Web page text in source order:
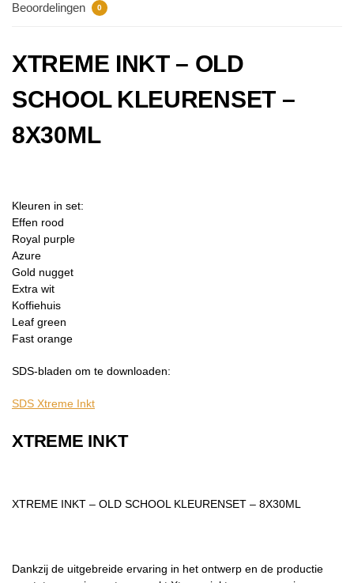
Beoordelingen 0
XTREME INKT – OLD
SCHOOL KLEURENSET –
8X30ML
Kleuren in set:
Effen rood
Royal purple
Azure
Gold nugget
Extra wit
Koffiehuis
Leaf green
Fast orange
SDS-bladen om te downloaden:
SDS Xtreme Inkt
XTREME INKT
XTREME INKT – OLD SCHOOL KLEURENSET – 8X30ML
Dankzij de uitgebreide ervaring in het ontwerp en de productie